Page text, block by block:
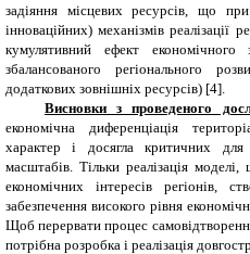
задіяння місцевих ресурсів, що
інноваційних) механізмів реалізації
кумулятивний ефект економічного
збалансованого регіонального
додаткових зовнішніх ресурсів) [4].
Висновки з проведеного
економічна диференціація
характер і досягла критичних для
масштабів. Тільки реалізація
економічних інтересів регіонів,
забезпечення високого рівня
Щоб перервати процес
потрібна розробка і реалізація